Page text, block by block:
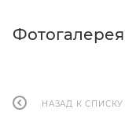
Фотогалерея
НАЗАД К СПИСКУ